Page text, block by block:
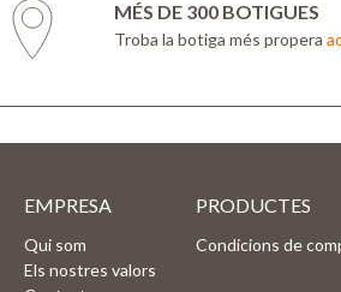
MÉS DE 300 BOTIGUES
Troba la botiga més propera
EMPRESA
Qui som
Els nostres valors
PRODUCTES
Condicions de